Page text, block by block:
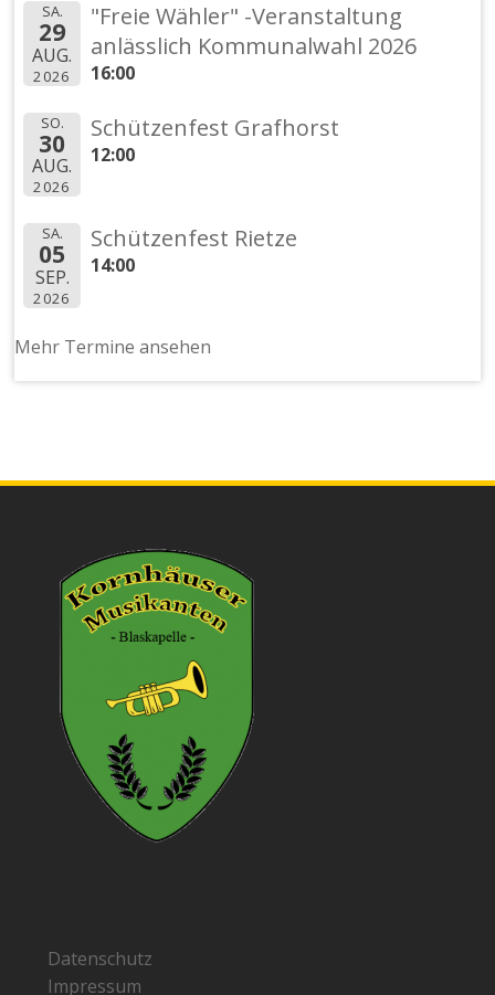
SA.
29
AUG.
2026
"Freie Wähler" -Veranstaltung
anlässlich Kommunalwahl 2026
16:00
SO.
30
AUG.
2026
Schützenfest Grafhorst
12:00
SA.
05
SEP.
2026
Schützenfest Rietze
14:00
Mehr Termine ansehen
Datenschutz
Impressum